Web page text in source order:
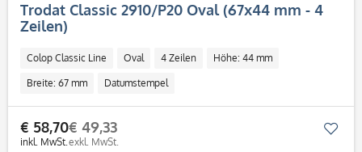
Trodat Classic 2910/P20 Oval (67x44 mm - 4
Zeilen)
Colop Classic Line Oval 4 Zeilen Höhe: 44 mm
Breite: 67 mm Datumstempel
€ 58,70
inkl. MwSt.
€ 49,33
exkl. MwSt.